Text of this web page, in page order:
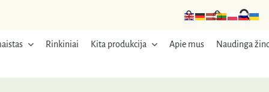
Rinkiniai Kita produkcija Apie mus
Naudinga